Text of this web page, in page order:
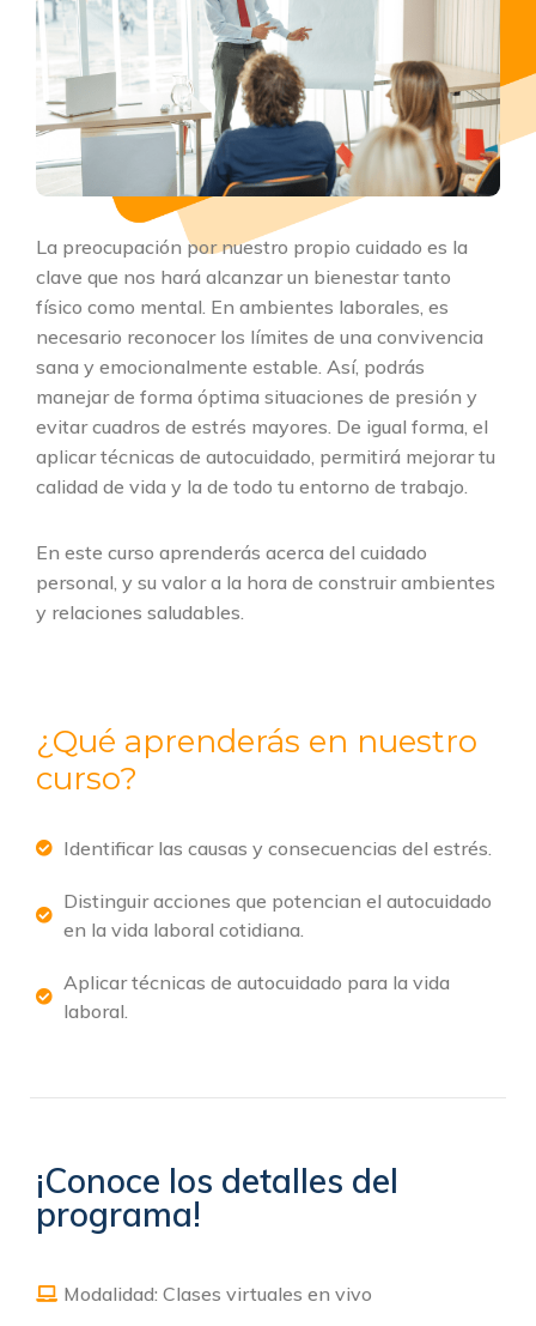
La preocupación por nuestro propio cuidado es la
clave que nos hará alcanzar un bienestar tanto
físico como mental. En ambientes laborales, es
necesario reconocer los límites de una convivencia
sana y emocionalmente estable. Así, podrás
manejar de forma óptima situaciones de presión y
evitar cuadros de estrés mayores. De igual forma, el
aplicar técnicas de autocuidado, permitirá mejorar tu
calidad de vida y la de todo tu entorno de trabajo.
En este curso aprenderás acerca del cuidado
personal, y su valor a la hora de construir ambientes
y relaciones saludables.
¿Qué aprenderás en nuestro
curso?
Identificar las causas y consecuencias del estrés.
Distinguir acciones que potencian el autocuidado
en la vida laboral cotidiana.
Aplicar técnicas de autocuidado para la vida
laboral.
¡Conoce los detalles del
programa!
Modalidad: Clases virtuales en vivo